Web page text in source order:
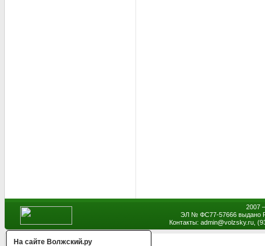
2007
ЭЛ № ФС77-57666 выдано
Контакты: admin@volzsky.ru,
На сайте Волжский.ру